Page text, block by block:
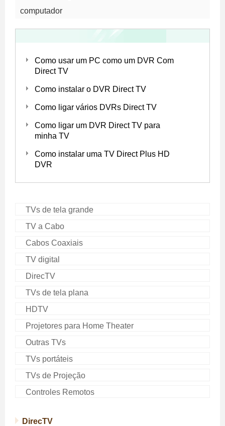
computador
Como usar um PC como um DVR Com
Direct TV
Como instalar o DVR Direct TV
Como ligar vários DVRs Direct TV
Como ligar um DVR Direct TV para
minha TV
Como instalar uma TV Direct Plus HD
DVR
TVs de tela grande
TV a Cabo
Cabos Coaxiais
TV digital
DirecTV
TVs de tela plana
HDTV
Projetores para Home Theater
Outras TVs
TVs portáteis
TVs de Projeção
Controles Remotos
DirecTV